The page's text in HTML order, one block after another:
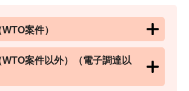
案件）
WTO案件以外）（電子調達以